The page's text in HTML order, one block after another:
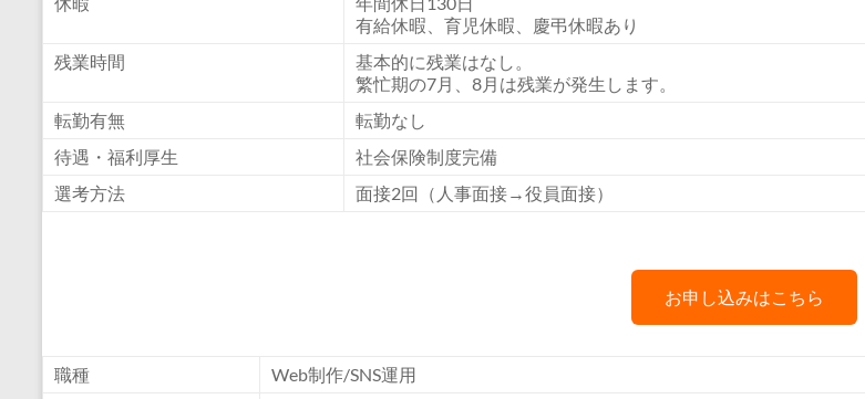
有給休暇、育児休暇、慶弔休暇あり
残業時間
基本的に残業はなし。
繁忙期の7月、8月は残業が発生します。
転勤有無
転勤なし
待遇・福利厚生
社会保険制度完備
選考方法
面接2回（人事面接→役員面接）
お申し込みはこちら
職種
Web制作/SNS運用